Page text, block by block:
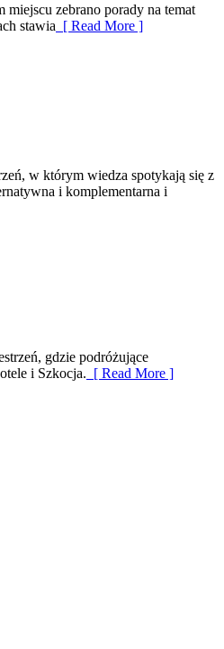
zebrano porady na temat
stawia [ Read More ]
w którym wiedza spotykają się z
i komplementarna i
gdzie podróżujące
i Szkocja. [ Read More ]